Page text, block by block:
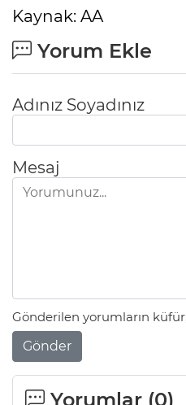
Kaynak: AA
Yorum Ekle
Adınız Soyadınız
Mesaj
Gönderilen yorumların
Gönder
Yorumlar (0)